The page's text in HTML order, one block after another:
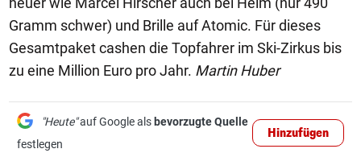
Gramm schwer) und Brille auf Atomic. Für dieses
Gesamtpaket cashen die Topfahrer im Ski-Zirkus bis
zu eine Million Euro pro Jahr. Martin Huber
"Heute"auf Google als bevorzugte Quelle
festlegen
Hinzufügen